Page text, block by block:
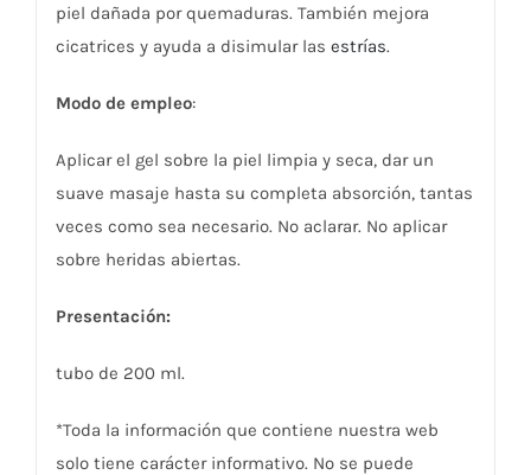
piel dañada por quemaduras. También mejora
cicatrices y ayuda a disimular las estrías.
Modo de empleo:
Aplicar el gel sobre la piel limpia y seca, dar un
suave masaje hasta su completa absorción, tantas
veces como sea necesario. No aclarar. No aplicar
sobre heridas abiertas.
Presentación:
tubo de 200 ml.
*Toda la información que contiene nuestra web
solo tiene carácter informativo. No se puede